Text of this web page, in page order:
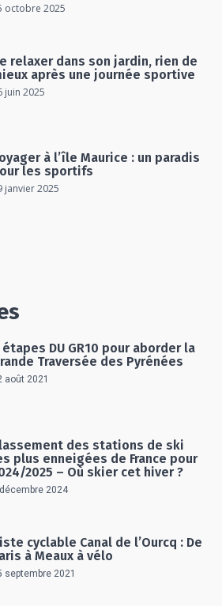
octobre 2025
relaxer dans son jardin, rien de
après une journée sportive
juin 2025
à l’île Maurice : un paradis
les sportifs
janvier 2025
étapes DU GR10 pour aborder la
Traversée des Pyrénées
août 2021
des stations de ski
plus enneigées de France pour
2025 – Où skier cet hiver ?
2024
cyclable Canal de l’Ourcq : De
à Meaux à vélo
septembre 2021